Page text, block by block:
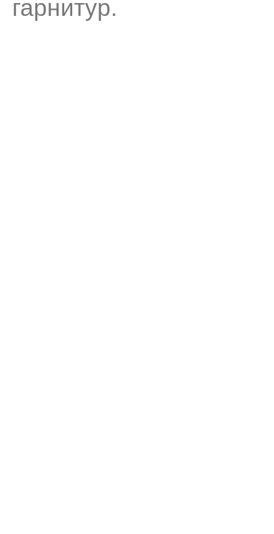
гарнитур.